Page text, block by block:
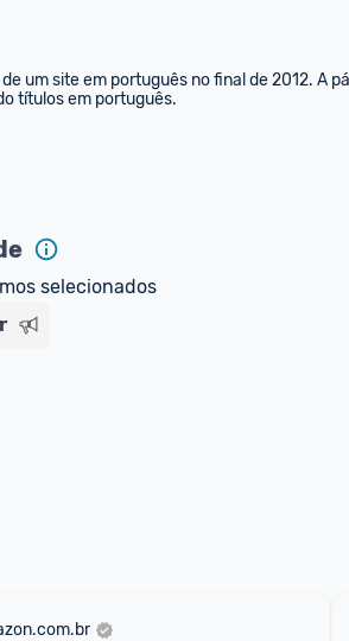
um site em português no final de 2012. A
títulos em português.
selecionados